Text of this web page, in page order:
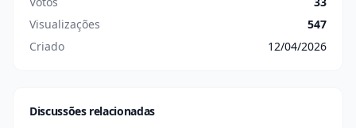
Visualizações
547
Criado
12/04/2026
Discussões relacionadas